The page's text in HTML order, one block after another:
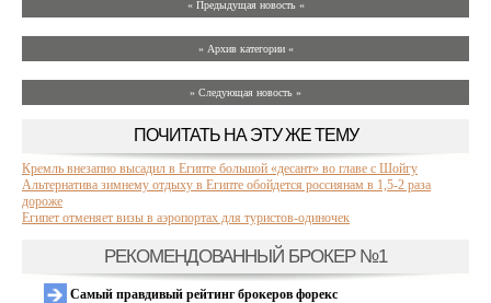
« Предыдущая новость «
» Архив категории «
» Следующая новость »
ПОЧИТАТЬ НА ЭТУ ЖЕ ТЕМУ
Кремль внезапно высадил в Египте большой «десант» во главе с Шойгу
Альтернатива зимнему отдыху в Египте обойдется россиянам в 1,5-2 раза
дороже
Египет отменяет визы в аэропортах для туристов-одиночек
РЕКОМЕНДОВАННЫЙ БРОКЕР №1
Самый правдивый рейтинг брокеров форекс